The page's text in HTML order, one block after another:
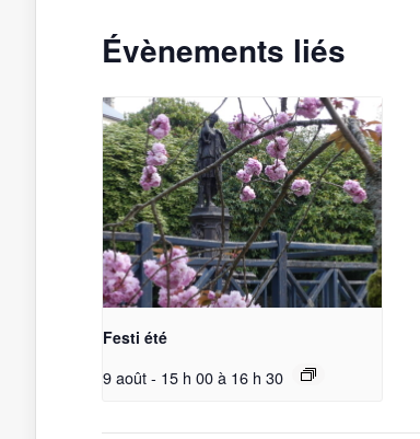
Évènements liés
Festi été
9 août - 15 h 00à 16 h 30